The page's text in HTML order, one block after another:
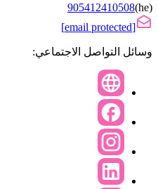
905412410508(he)
[email protected]
وسائل التواصل الاجتماعي: